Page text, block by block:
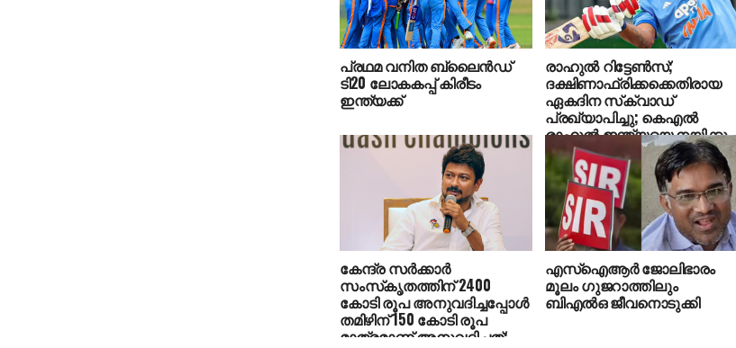
പ്രഥമ വനിത ബ്ലൈൻഡ്
ടി20 ലോകകപ്പ് കിരീടം
ഇന്ത്യക്ക്
രാഹുൽ റിട്ടേൺസ്;
ദക്ഷിണാഫ്രിക്കക്കെതിരായ
ഏകദിന സ്‌ക്വാഡ്
പ്രഖ്യാപിച്ചു; കെഎൽ
രാഹുൽ ഇന്ത്യയെ നയിക്കും
കേന്ദ്ര സര്‍ക്കാര്‍
സംസ്‌കൃതത്തിന് 2400
കോടി രൂപ അനുവദിച്ചപ്പോള്‍
തമിഴിന് 150 കോടി രൂപ
മാത്രമാണ് അനുവദിച്ചത്:
എസ്ഐആർ ജോലിഭാരം
മൂലം ​ഗുജറാത്തിലും
ബിഎൽഒ ജീവനൊടുക്കി